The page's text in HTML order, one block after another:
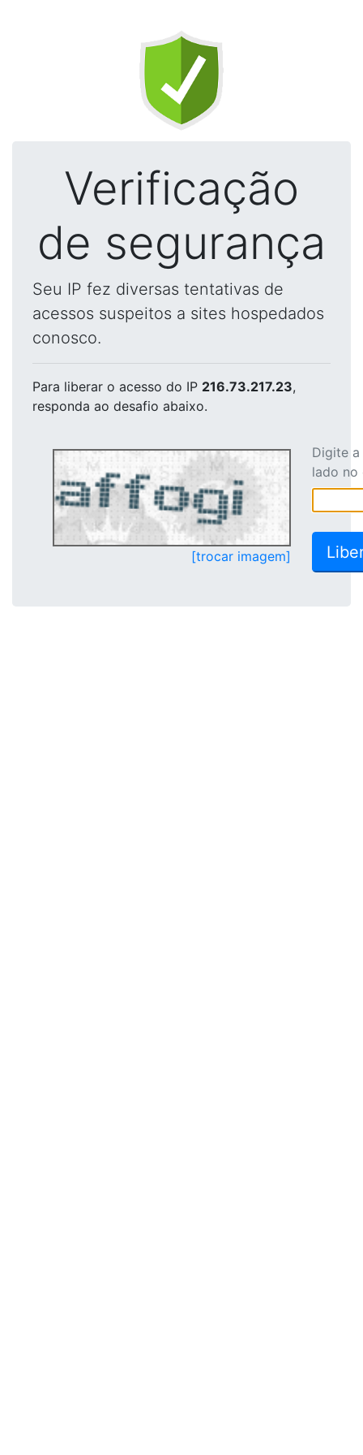
Verificação
de segurança
Seu IP fez diversas tentativas de
acessos suspeitos a sites hospedados
conosco.
Para liberar o acesso do IP 216.73.217.23,
responda ao desafio abaixo.
[trocar imagem]
Digite
lado no